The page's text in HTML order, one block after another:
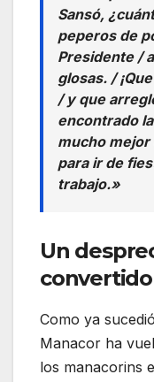
Sansó,
peperos de
Presidente /
glosas. /
/ y que
encontrado
mucho mejor
para ir de
trabajo.»
Un
Como ya
Manacor ha
los manacorins